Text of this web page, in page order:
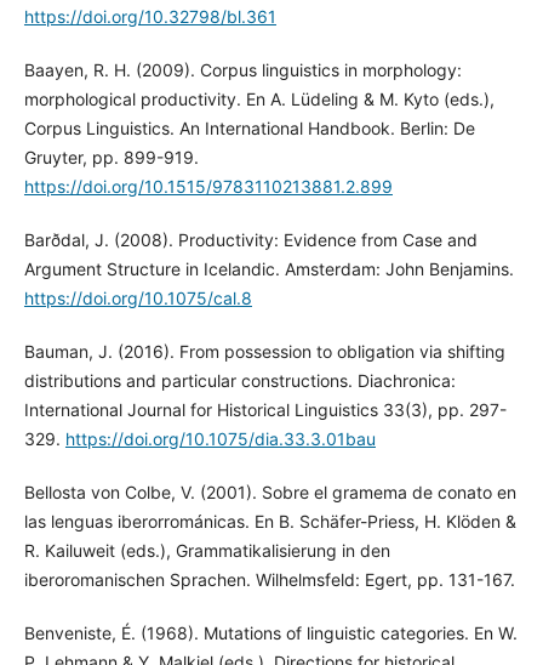
https://doi.org/10.32798/bl.361
Baayen, R. H. (2009). Corpus linguistics in morphology:
morphological productivity. En A. Lüdeling & M. Kyto (eds.),
Corpus Linguistics. An International Handbook. Berlin: De
Gruyter, pp. 899-919.
https://doi.org/10.1515/9783110213881.2.899
Barðdal, J. (2008). Productivity: Evidence from Case and
Argument Structure in Icelandic. Amsterdam: John Benjamins.
https://doi.org/10.1075/cal.8
Bauman, J. (2016). From possession to obligation via shifting
distributions and particular constructions. Diachronica:
International Journal for Historical Linguistics 33(3), pp. 297-
329. https://doi.org/10.1075/dia.33.3.01bau
Bellosta von Colbe, V. (2001). Sobre el gramema de conato en
las lenguas iberorrománicas. En B. Schäfer-Priess, H. Klöden &
R. Kailuweit (eds.), Grammatikalisierung in den
iberoromanischen Sprachen. Wilhelmsfeld: Egert, pp. 131-167.
Benveniste, É. (1968). Mutations of linguistic categories. En W.